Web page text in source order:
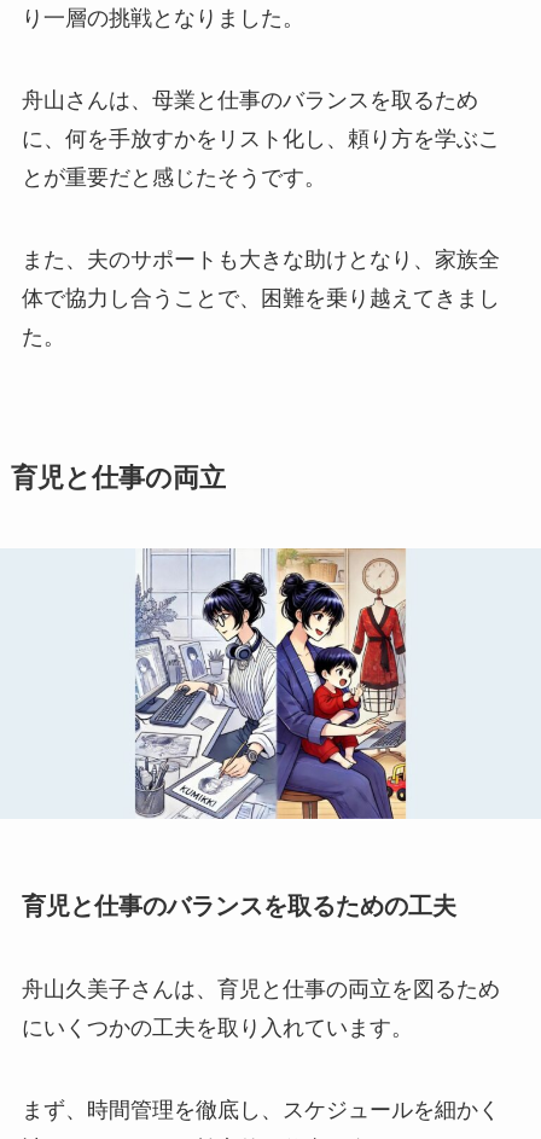
り一層の挑戦となりました。
舟山さんは、母業と仕事のバランスを取るため
に、何を手放すかをリスト化し、頼り方を学ぶこ
とが重要だと感じたそうです。
また、夫のサポートも大きな助けとなり、家族全
体で協力し合うことで、困難を乗り越えてきまし
た。
育児と仕事の両立
育児と仕事のバランスを取るための工夫
舟山久美子さんは、育児と仕事の両立を図るため
にいくつかの工夫を取り入れています。
まず、時間管理を徹底し、スケジュールを細かく